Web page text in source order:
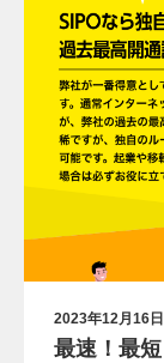
2023年12月16日
最速！最